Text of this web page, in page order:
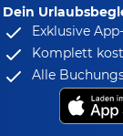
Dein
Exklusive
Komplett
Alle